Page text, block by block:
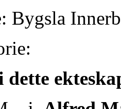
Bygsla
dette